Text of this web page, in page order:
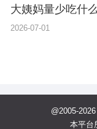
大姨妈量少吃什
2026-07-01
@2005-
本平台